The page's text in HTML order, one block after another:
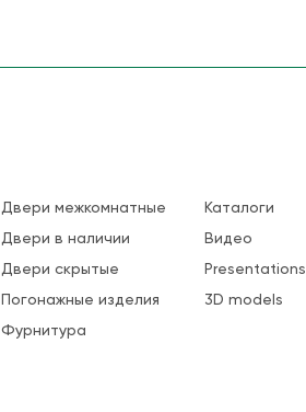
Двери межкомнатные
Двери в наличии
Двери скрытые
Погонажные изделия
Фурнитура
Каталоги
Видео
Presentations
3D models